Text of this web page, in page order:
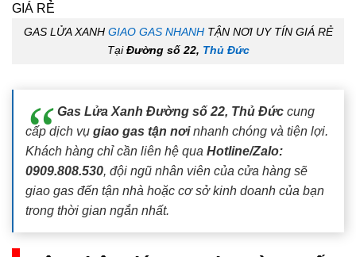
GAS LỬA XANH GIAO GAS NHANHTẬN NƠI UY TÍN GIÁ RẺ
TạiĐường số 22, Thủ Đức
Gas Lửa Xanh Đường số 22, Thủ Đức cung
cấp dịch vụ giao gas tận nơinhanh chóng và tiện lợi.
Khách hàng chỉ cần liên hệ qua Hotline/Zalo:
0909.808.530, đội ngũ nhân viên của cửa hàng sẽ
giao gas đến tận nhà hoặc cơ sở kinh doanh của bạn
trong thời gian ngắn nhất.